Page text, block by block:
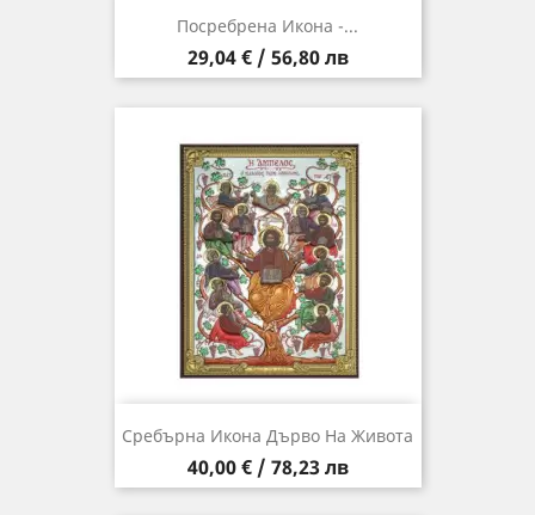
Посребрена Икона -...
Цена
29,04 € / 56,80 лв
Сребърна Икона Дърво На Живота
Цена
40,00 € / 78,23 лв